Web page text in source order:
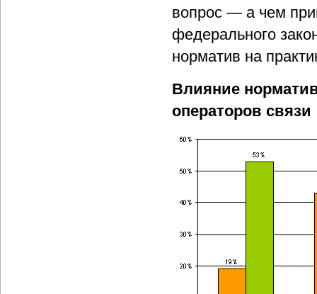
вопрос — а чем
федерального
норматив на
Влияние
операторов связи